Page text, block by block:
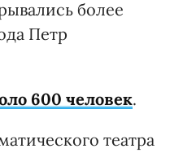
более
Петр
600 человек.
театра